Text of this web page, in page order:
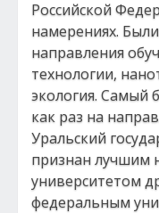
Российской
намерениях.
направления
технологии,
экология. Самый
как раз на
Уральский
признан лучшим
университетом
федеральным